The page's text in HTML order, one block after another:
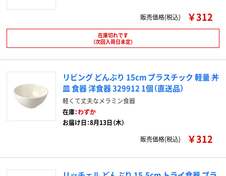
販売価格(税込) ￥312
在庫切れです
（次回入荷日未定）
リビング どんぶり 15cm プラスチック 軽量 丼
皿 食器 洋食器 329912 1個（直送品）
軽くて丈夫なメラミン食器
在庫：わずか
お届け日：8月13日（木）
販売価格(税込)
￥312